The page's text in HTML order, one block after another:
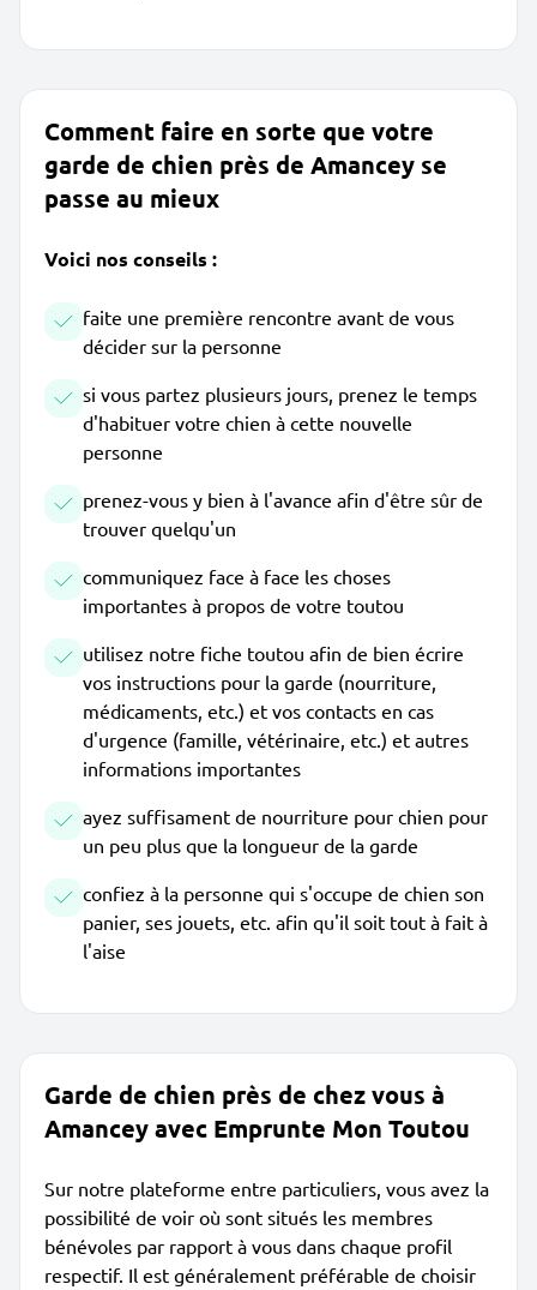
Comment faire en sorte que votre
garde de chien près de Amancey se
passe au mieux
Voici nos conseils :
faite une première rencontre avant de vous
décider sur la personne
si vous partez plusieurs jours, prenez le temps
d'habituer votre chien à cette nouvelle
personne
prenez-vous y bien à l'avance afin d'être sûr de
trouver quelqu'un
communiquez face à face les choses
importantes à propos de votre toutou
utilisez notre fiche toutou afin de bien écrire
vos instructions pour la garde (nourriture,
médicaments, etc.) et vos contacts en cas
d'urgence (famille, vétérinaire, etc.) et autres
informations importantes
ayez suffisament de nourriture pour chien pour
un peu plus que la longueur de la garde
confiez à la personne qui s'occupe de chien son
panier, ses jouets, etc. afin qu'il soit tout à fait à
l'aise
Garde de chien près de chez vous à
Amancey avec Emprunte Mon Toutou
Sur notre plateforme entre particuliers, vous avez la
possibilité de voir où sont situés les membres
bénévoles par rapport à vous dans chaque profil
respectif. Il est généralement préférable de choisir